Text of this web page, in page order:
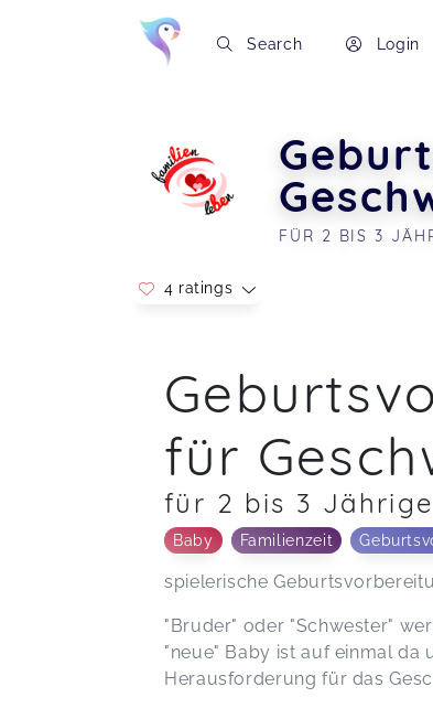
Search Login
FÜR 2 BIS 3
Soon you will learn more about me
4 ratings
für
für 2 bis 3 Jährige
Baby Familienzeit
spielerische
"Bruder" oder "Schwester"
"neue" Baby ist auf einmal da
Herausforderung für das